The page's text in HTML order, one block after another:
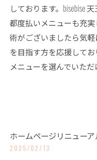
しております。bisebise
都度払いメニューも充
術がございましたら気
を目指す方を応援して
メニューを選んでいただ
ホームページリニューア
2025/02/13